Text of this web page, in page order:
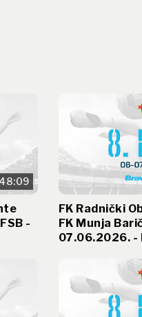
48:09
-
FK Radnički
FK Munja
07.06.2026. -